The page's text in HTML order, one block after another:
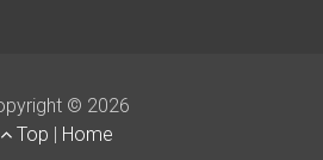
© 2026
Top | Home